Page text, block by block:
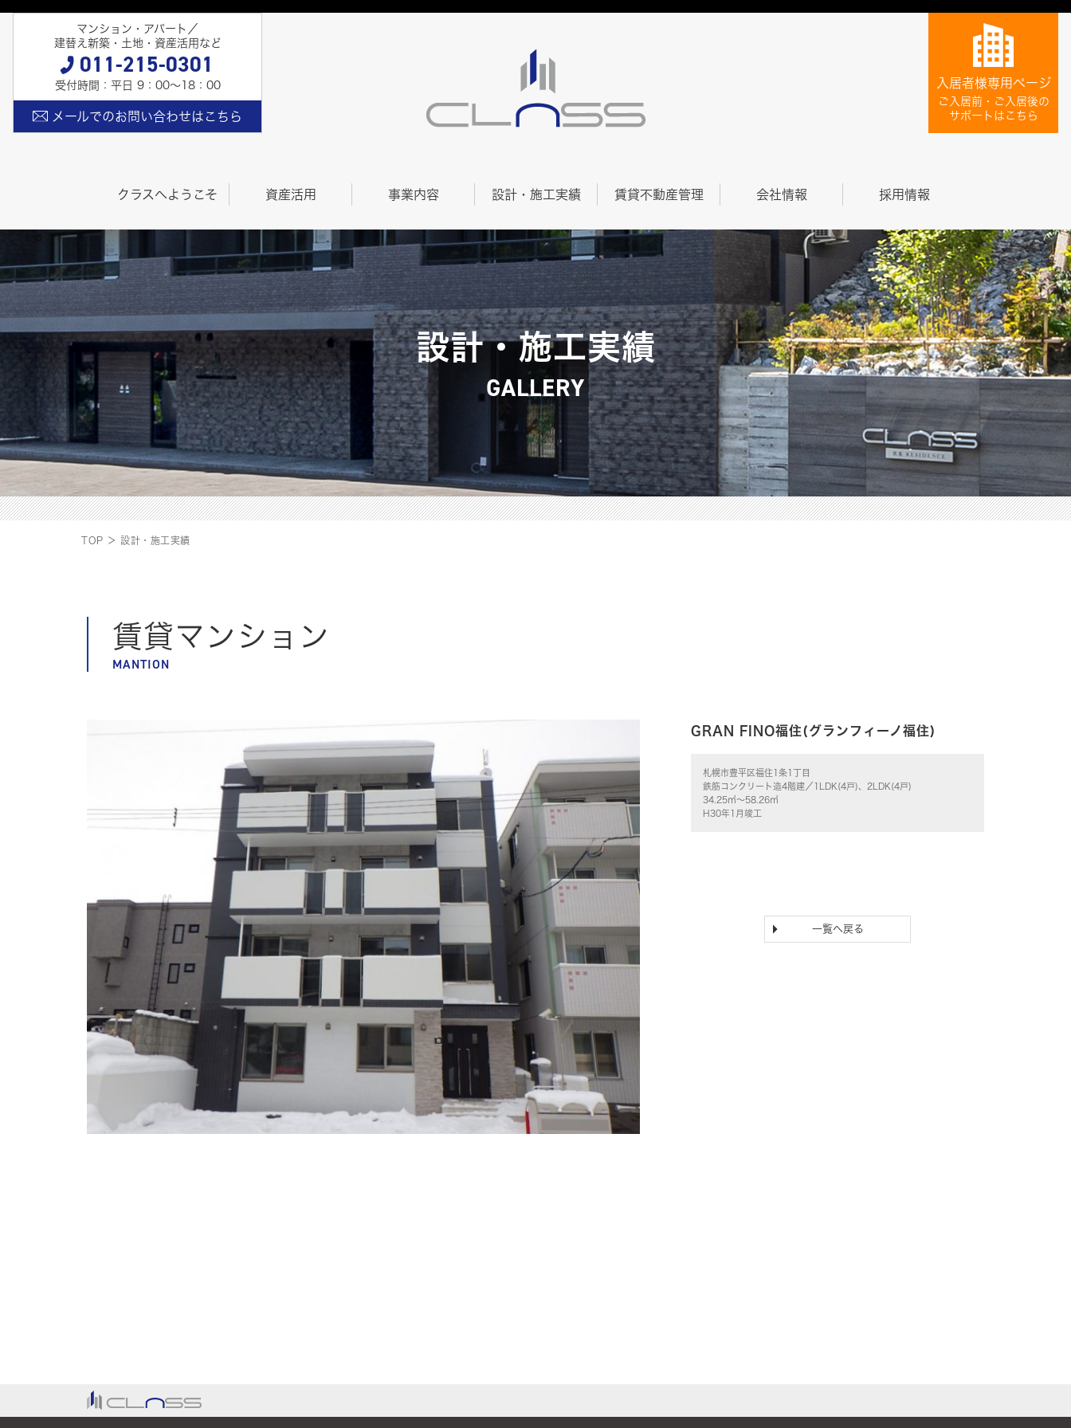
クラスへようこそ 資産活用 事業内容 設計・施工実績 賃貸不動産管理 会社情報 採用情報
マンション・アパート／
建替え新築・土地・資産活用など
011-215-0301
受付時間：平日 9：00〜18：00
メールでのお問い合わせはこちら
入居者様専用ページ
ご入居前・ご入居後の
サポートはこちら
設計・施工実績
GALLERY
TOP ＞ 設計・施工実績
賃貸マンション
MANTION
GRAN FINO福住(グランフィーノ福住)
札幌市豊平区福住1条1丁目
鉄筋コンクリート造4階建／1LDK(4戸)、2LDK(4戸)
34.25㎡～58.26㎡
H30年1月竣工
一覧へ戻る